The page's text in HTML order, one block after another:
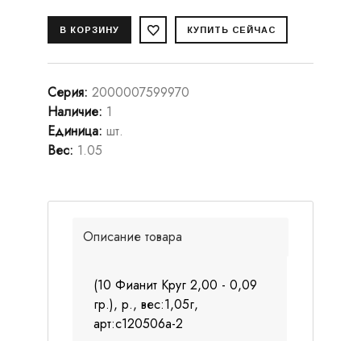
Серия: 2000007599970
Наличие: 1
Единица: шт.
Вес: 1.05
Описание товара
(10 Фианит Круг 2,00 - 0,09
гр.), р., вес:1,05г,
арт:с120506а-2